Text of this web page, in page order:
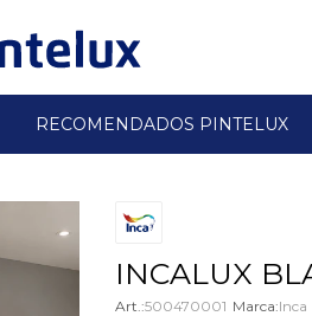
RECOMENDADOS PINTELUX
INCALUX
500470001 Inca